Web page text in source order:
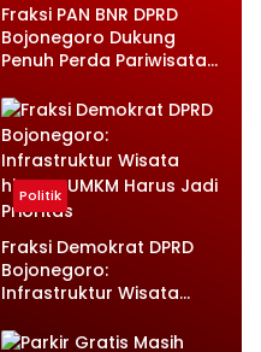
Fraksi PAN BNR DPRD
Bojonegoro Dukung
Penuh Perda Pariwisata
Anak
Politik
Fraksi Demokrat DPRD
Bojonegoro:
Infrastruktur Wisata
Prioritas